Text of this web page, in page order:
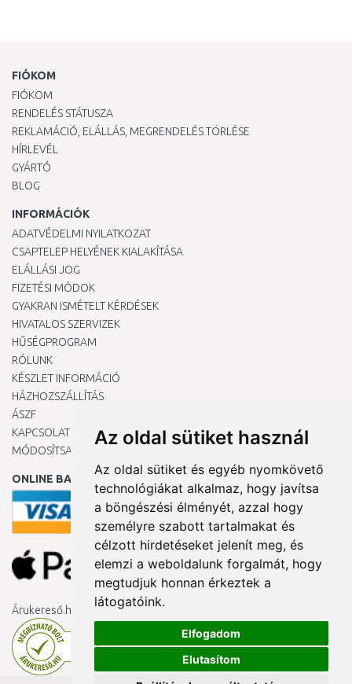
Az oldal sütiket használ
Az oldal sütiket és egyéb nyomkövető
technológiákat alkalmaz, hogy javítsa
a böngészési élményét, azzal hogy
személyre szabott tartalmakat és
célzott hirdetéseket jelenít meg, és
elemzi a weboldalunk forgalmát, hogy
megtudjuk honnan érkeztek a
látogatóink.
Elfogadom
Elutasítom
FIÓKOM
FIÓKOM
RENDELÉS STÁTUSZA
REKLAMÁCIÓ, ELÁLLÁS, MEGRENDELÉS TÖRLÉSE
HÍRLEVÉL
GYÁRTÓ
BLOG
INFORMÁCIÓK
ADATVÉDELMI NYILATKOZAT
CSAPTELEP HELYÉNEK KIALAKÍTÁSA
ELÁLLÁSI JOG
FIZETÉSI MÓDOK
GYAKRAN ISMÉTELT KÉRDÉSEK
HIVATALOS SZERVIZEK
HŰSÉGPROGRAM
RÓLUNK
KÉSZLET INFORMÁCIÓ
HÁZHOZSZÁLLÍTÁS
ÁSZF
KAPCSOLAT
MÓDOSÍTSA A COOKIE-BEÁLLÍTÁSAIMAT
ONLINE BANKKÁRTYÁVAL
Árukereső.hu